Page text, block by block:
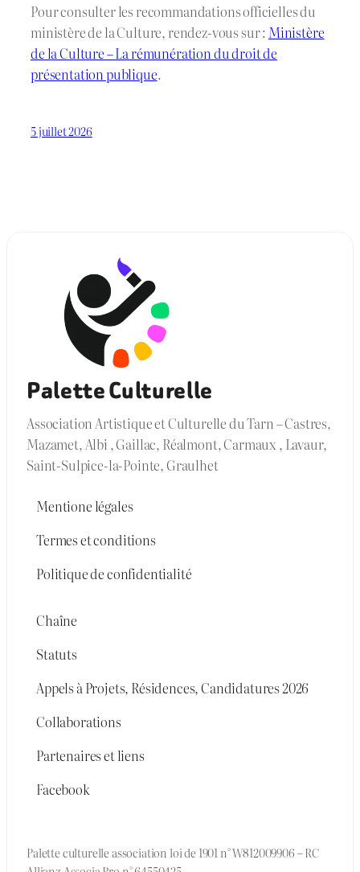
Pour consulter les recommandations officielles du
ministère de la Culture, rendez-vous sur : Ministère
de la Culture – La rémunération du droit de
présentation publique.
5 juillet 2026
Palette Culturelle
Association Artistique et Culturelle du Tarn – Castres,
Mazamet, Albi , Gaillac, Réalmont, Carmaux , Lavaur,
Saint-Sulpice-la-Pointe, Graulhet
Mentione légales
Termes et conditions
Politique de confidentialité
Chaîne
Statuts
Appels à Projets, Résidences, Candidatures 2026
Collaborations
Partenaires et liens
Facebook
Palette culturelle association loi de 1901 n° W812009906 – RC